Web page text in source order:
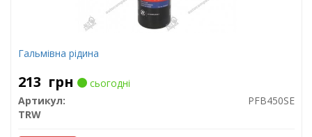
Гальмівна рідина
213 грн
сьогодні
Артикул:
PFB450SE
TRW